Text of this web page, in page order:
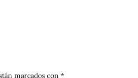
marcados con *